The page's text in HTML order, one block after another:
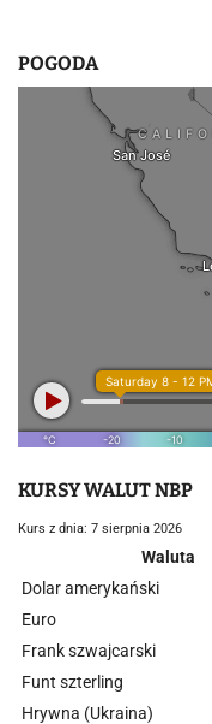
POGODA
KURSY WALUT NBP
Kurs z dnia: 7 sierpnia 2026
Waluta
Dolar amerykański
Euro
Frank szwajcarski
Funt szterling
Hrywna (Ukraina)